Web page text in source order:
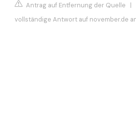
Antrag auf Entfernung der Quelle |
vollständige Antwort auf november.de